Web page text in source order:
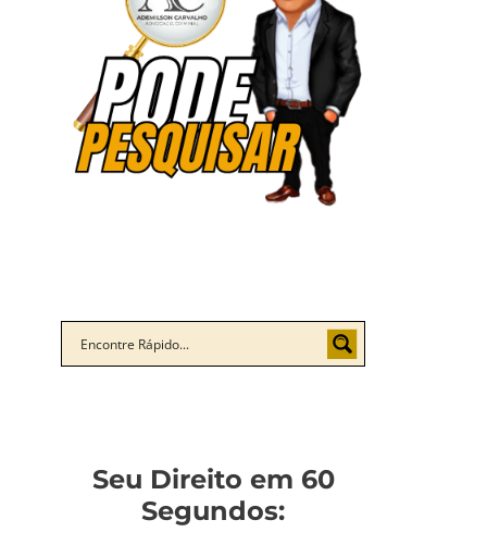
Seu Direito em 60
Segundos: